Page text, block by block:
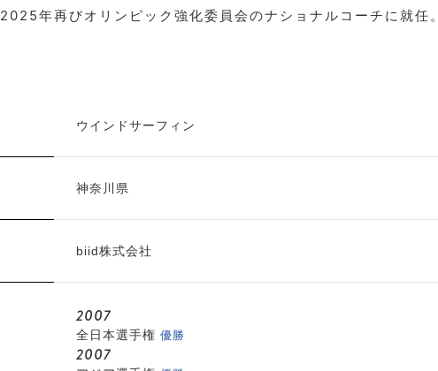
2025年再びオリンピック強化委員会のナショナルコーチに就任。
ウインドサーフィン
神奈川県
biid株式会社
2007
全日本選手権 優勝
2007